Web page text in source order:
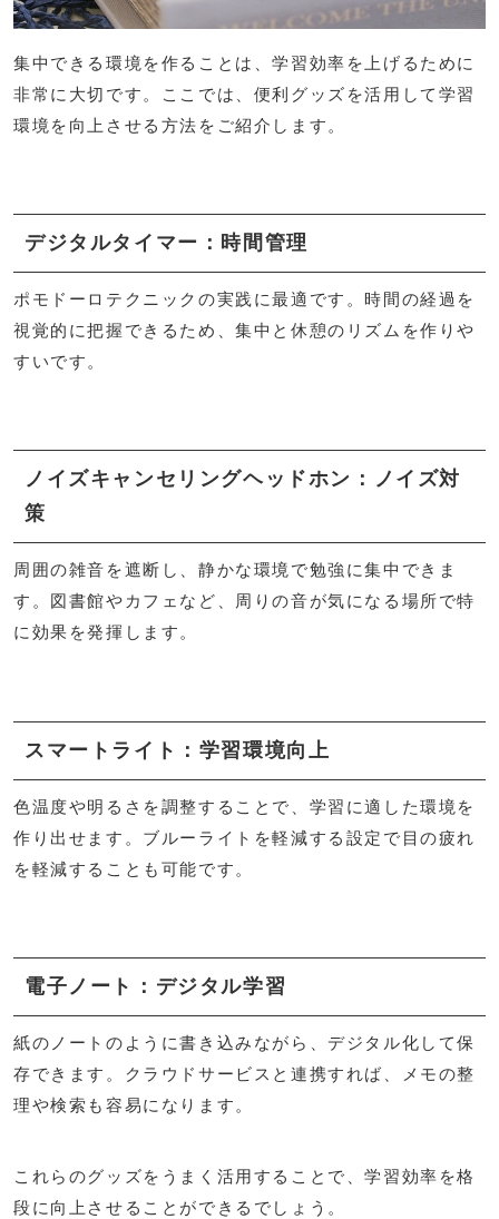
集中できる環境を作ることは、学習効率を上げるために
非常に大切です。ここでは、便利グッズを活用して学習
環境を向上させる方法をご紹介します。
デジタルタイマー：時間管理
ポモドーロテクニックの実践に最適です。時間の経過を
視覚的に把握できるため、集中と休憩のリズムを作りや
すいです。
ノイズキャンセリングヘッドホン：ノイズ対
策
周囲の雑音を遮断し、静かな環境で勉強に集中できま
す。図書館やカフェなど、周りの音が気になる場所で特
に効果を発揮します。
スマートライト：学習環境向上
色温度や明るさを調整することで、学習に適した環境を
作り出せます。ブルーライトを軽減する設定で目の疲れ
を軽減することも可能です。
電子ノート：デジタル学習
紙のノートのように書き込みながら、デジタル化して保
存できます。クラウドサービスと連携すれば、メモの整
理や検索も容易になります。
これらのグッズをうまく活用することで、学習効率を格
段に向上させることができるでしょう。